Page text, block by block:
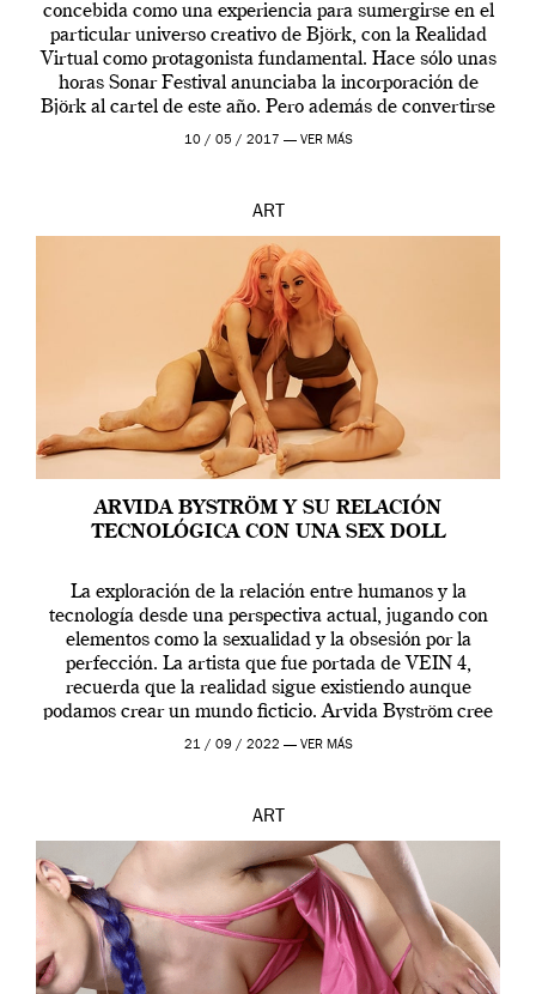
concebida como una experiencia para sumergirse en el
particular universo creativo de Björk, con la Realidad
Virtual como protagonista fundamental. Hace sólo unas
horas Sonar Festival anunciaba la incorporación de
Björk al cartel de este año. Pero además de convertirse
en una de las actuaciones más relevantes […]
10 / 05 / 2017 — VER MÁS
ART
ARVIDA BYSTRÖM Y SU RELACIÓN
TECNOLÓGICA CON UNA SEX DOLL
La exploración de la relación entre humanos y la
tecnología desde una perspectiva actual, jugando con
elementos como la sexualidad y la obsesión por la
perfección. La artista que fue portada de VEIN 4,
recuerda que la realidad sigue existiendo aunque
podamos crear un mundo ficticio. Arvida Byström cree
que los humanos tienen un complejo […]
21 / 09 / 2022 — VER MÁS
ART